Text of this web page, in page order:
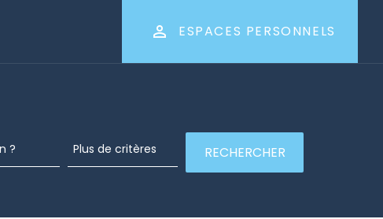
ESPACES PERSONNELS